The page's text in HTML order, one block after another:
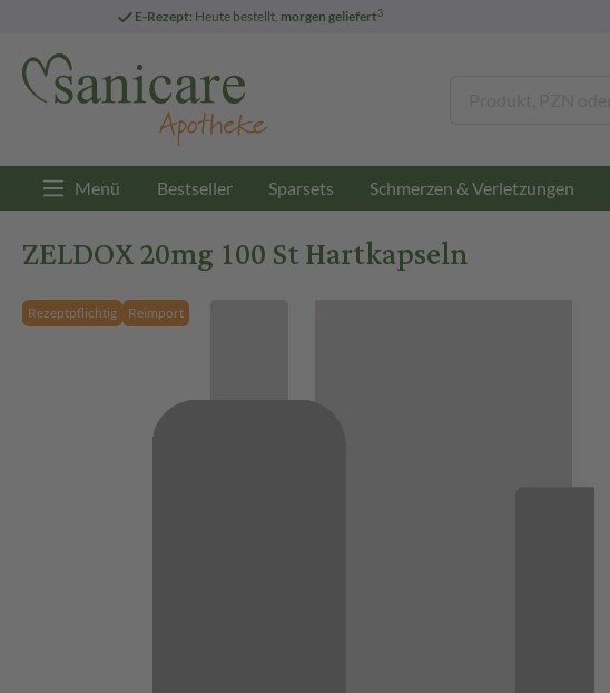
E-Rezept: Heute bestellt, morgen geliefert3
Menü Bestseller Sparsets Schmerzen & Verletzungen
ZELDOX 20mg 100 St Hartkapseln
Rezeptpflichtig Reimport